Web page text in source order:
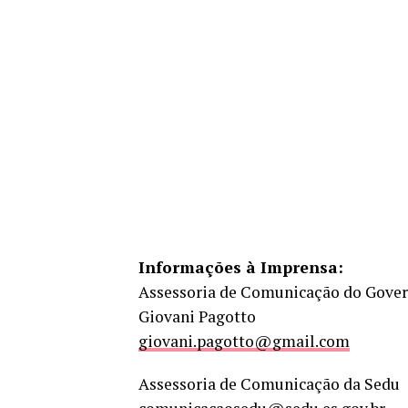
Informações à Imprensa:
Assessoria de Comunicação do
Giovani Pagotto
giovani.pagotto@gmail.com
Assessoria de Comunicação da Sedu